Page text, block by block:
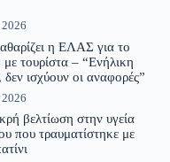
2026
η ΕΛΑΣ για το
με τουρίστα – “Ενήλικη
δεν ισχύουν οι αναφορές”
2026
βελτίωση στην υγεία
που τραυματίστηκε με